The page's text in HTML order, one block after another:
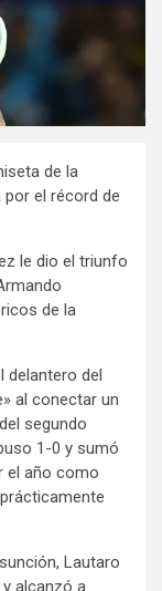
de la
por el récord de
le dio el triunfo
de la
delantero del
al conectar un
segundo
1-0 y sumó
el año como
Lautaro